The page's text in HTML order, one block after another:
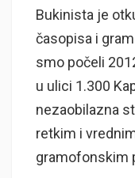
Bukinista je
časopisa i
smo počeli
u ulici 1.300
nezaobilazna
retkim i
gramofonskim